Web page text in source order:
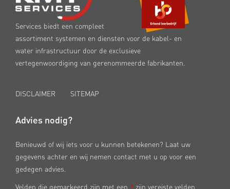
Services biedt een compleet
assortiment systemen en diensten voor de kabel- en
water infrastructuur door de exclusieve
vertegenwoordiging van gerenommeerde fabrikanten.
DISCLAIMER SITEMAP
Advies nodig?
Benieuwd of wij iets voor u kunnen betekenen? Laat uw
gegevens achter en wij nemen contact met u op voor een
gedegen advies.
Velden die gemarkeerd zijn met een * zijn vereiste velden